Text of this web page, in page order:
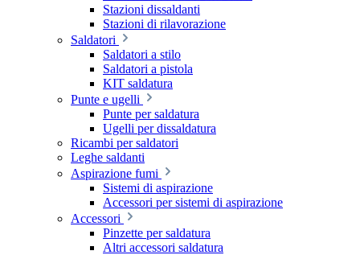
Stazioni dissaldanti
Stazioni di rilavorazione
Saldatori
Saldatori a stilo
Saldatori a pistola
KIT saldatura
Punte e ugelli
Punte per saldatura
Ugelli per dissaldatura
Ricambi per saldatori
Leghe saldanti
Aspirazione fumi
Sistemi di aspirazione
Accessori per sistemi di aspirazione
Accessori
Pinzette per saldatura
Altri accessori saldatura